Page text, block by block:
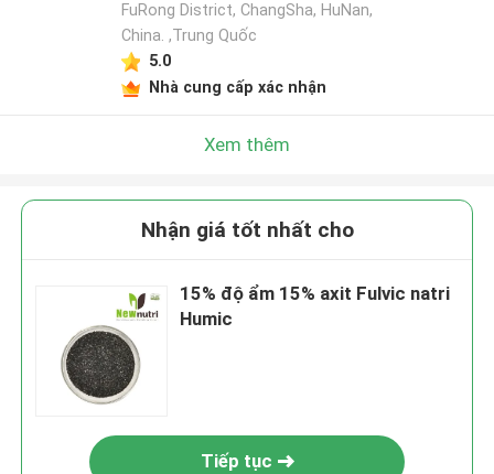
FuRong District, ChangSha, HuNan,
China. ,Trung Quốc
5.0
Nhà cung cấp xác nhận
Xem thêm
Nhận giá tốt nhất cho
15% độ ẩm 15% axit Fulvic natri
Humic
Tiếp tục